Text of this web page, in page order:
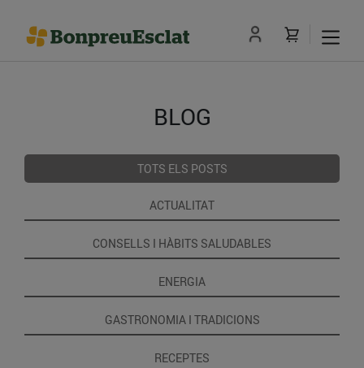
BLOG
TOTS ELS POSTS
ACTUALITAT
CONSELLS I HÀBITS SALUDABLES
ENERGIA
GASTRONOMIA I TRADICIONS
RECEPTES